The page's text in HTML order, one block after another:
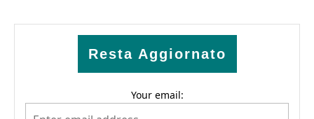
Resta Aggiornato
Your email: